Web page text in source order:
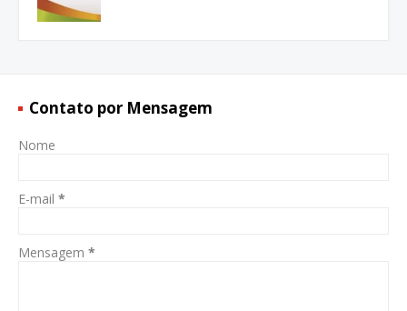
Contato por Mensagem
Nome
E-mail *
Mensagem *